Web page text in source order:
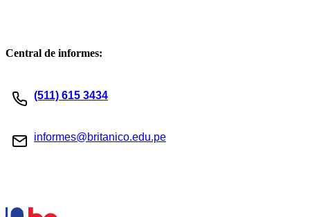
Central de informes:
(511) 615 3434
informes@britanico.edu.pe